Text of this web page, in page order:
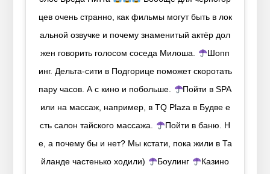
цев очень странно, как фильмы могут быть в лок
альной озвучке и почему знаменитый актёр дол
жен говорить голосом соседа Милоша.
Шопп
инг. Дельта-сити в Подгорице поможет скоротать
пару часов. А с кино и побольше.
Пойти в SPA
или на массаж, например, в TQ Plaza в Будве е
сть салон тайского массажа.
Пойти в баню. Н
е, а почему бы и нет? Мы кстати, пока жили в Та
йланде частенько ходили)
Боулинг
Казино